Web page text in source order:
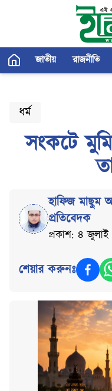
জাতীয় রাজনীতি
ধর্ম
সংকটে
হাফিজ মাছুম
প্রতিবেদক
প্রকাশ: ৪
শেয়ার করুনঃ